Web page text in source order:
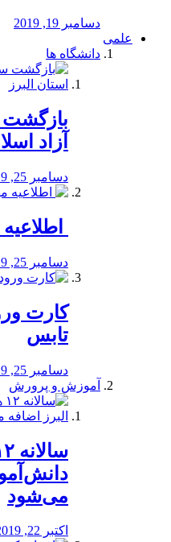
دسامبر 19, 2019
علمی
دانشگاه ها
بازگشت
آزاد
دسامبر 25, 2019
دسامبر 25, 2019
کارت
تابس
دسامبر 25, 2019
آموزش و پرورش
می‌شود
اکتبر 22, 2019